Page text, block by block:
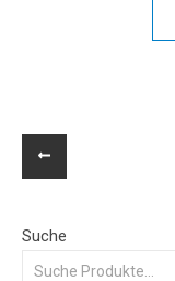
Suche